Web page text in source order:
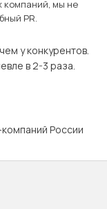
компаний, мы не
PR.
у конкурентов.
в 2-3 раза.
России